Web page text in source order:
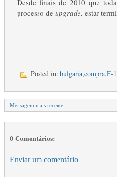
Desde finais de 2010 que
processo de upgrade, estar
Posted in: bulgaria,compra,F-
Mensagem mais recente
0 Comentários:
Enviar um comentário